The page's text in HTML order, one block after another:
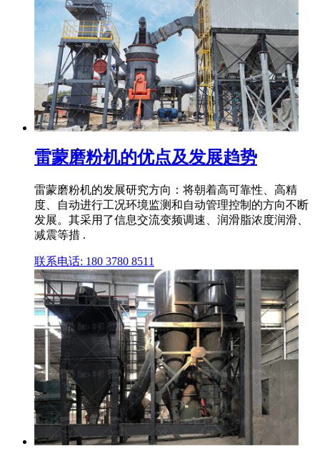
雷蒙磨粉机的优点及发展趋势
雷蒙磨粉机的发展研究方向：将朝着高可靠性、高精
度、自动进行工况环境监测和自动管理控制的方向不断
发展。其采用了信息交流变频调速、润滑脂浓度润滑、
减震等措 .
联系电话: 180 3780 8511